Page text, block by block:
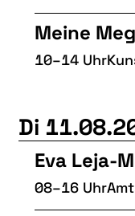
Meine
10–14 Uhr
Di
Eva Leja-
08–16 Uhr